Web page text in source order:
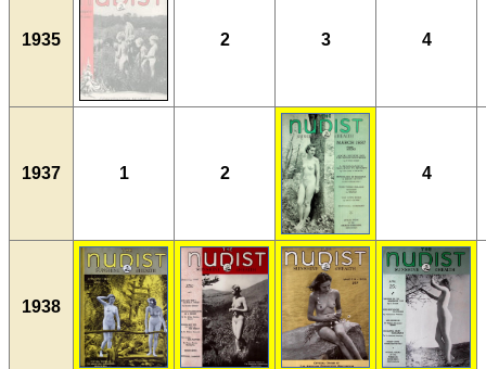
1935 2 3 4
1937 1 2 4
1938